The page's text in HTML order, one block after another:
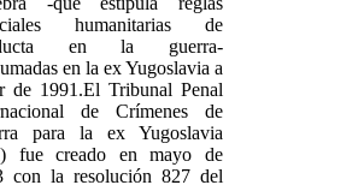
humanitarias de
en la guerra-
en la ex Yugoslavia a
de 1991.El Tribunal Penal
de Crímenes de
para la ex Yugoslavia
fue creado en mayo de
con la resolución 827 del